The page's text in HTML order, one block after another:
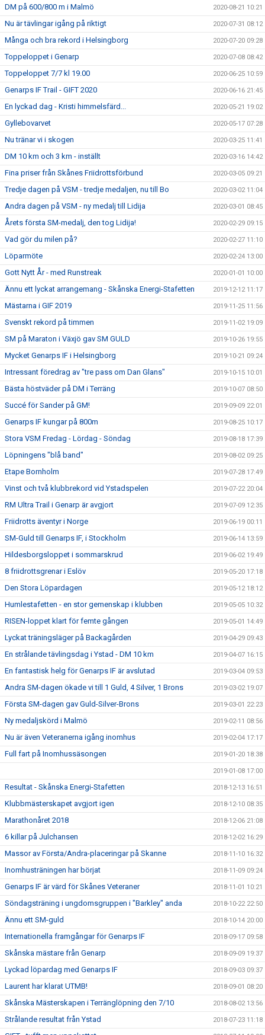
DM på 600/800 m i Malmö 2020-08-21 10:21
Nu är tävlingar igång på riktigt 2020-07-31 08:12
Många och bra rekord i Helsingborg 2020-07-20 09:28
Toppeloppet i Genarp 2020-07-08 08:42
Toppeloppet 7/7 kl 19.00 2020-06-25 10:59
Genarps IF Trail - GIFT 2020 2020-06-16 21:45
En lyckad dag - Kristi himmelsfärd... 2020-05-21 19:02
Gyllebovarvet 2020-05-17 07:28
Nu tränar vi i skogen 2020-03-25 11:41
DM 10 km och 3 km - inställt 2020-03-16 14:42
Fina priser från Skånes Friidrottsförbund 2020-03-05 09:21
Tredje dagen på VSM - tredje medaljen, nu till Bo 2020-03-02 11:04
Andra dagen på VSM - ny medalj till Lidija 2020-03-01 08:45
Årets första SM-medalj, den tog Lidija! 2020-02-29 09:15
Vad gör du milen på? 2020-02-27 11:10
Löparmöte 2020-02-24 13:00
Gott Nytt År - med Runstreak 2020-01-01 10:00
Ännu ett lyckat arrangemang - Skånska Energi-Stafetten 2019-12-12 11:17
Mästarna i GIF 2019 2019-11-25 11:56
Svenskt rekord på timmen 2019-11-02 19:09
SM på Maraton i Växjö gav SM GULD 2019-10-26 19:55
Mycket Genarps IF i Helsingborg 2019-10-21 09:24
Intressant föredrag av "tre pass om Dan Glans" 2019-10-15 10:01
Bästa höstväder på DM i Terräng 2019-10-07 08:50
Succé för Sander på GM! 2019-09-09 22:01
Genarps IF kungar på 800m 2019-08-25 10:17
Stora VSM Fredag - Lördag - Söndag 2019-08-18 17:39
Löpningens "blå band" 2019-08-02 09:25
Etape Bornholm 2019-07-28 17:49
Vinst och två klubbrekord vid Ystadspelen 2019-07-22 20:04
RM Ultra Trail i Genarp är avgjort 2019-07-09 12:35
Friidrotts äventyr i Norge 2019-06-19 00:11
SM-Guld till Genarps IF, i Stockholm 2019-06-14 13:59
Hildesborgsloppet i sommarskrud 2019-06-02 19:49
8 friidrottsgrenar i Eslöv 2019-05-20 17:18
Den Stora Löpardagen 2019-05-12 18:12
Humlestafetten - en stor gemenskap i klubben 2019-05-05 10:32
RISEN-loppet klart för femte gången 2019-05-01 14:49
Lyckat träningsläger på Backagården 2019-04-29 09:43
En strålande tävlingsdag i Ystad - DM 10 km 2019-04-07 16:15
En fantastisk helg för Genarps IF är avslutad 2019-03-04 09:53
Andra SM-dagen ökade vi till 1 Guld, 4 Silver, 1 Brons 2019-03-02 19:07
Första SM-dagen gav Guld-Silver-Brons 2019-03-01 22:23
Ny medaljskörd i Malmö 2019-02-11 08:56
Nu är även Veteranerna igång inomhus 2019-02-04 17:17
Full fart på Inomhussäsongen 2019-01-20 18:38
2019-01-08 17:00
Resultat - Skånska Energi-Stafetten 2018-12-13 16:51
Klubbmästerskapet avgjort igen 2018-12-10 08:35
Marathonåret 2018 2018-12-06 21:08
6 killar på Julchansen 2018-12-02 16:29
Massor av Första/Andra-placeringar på Skanne 2018-11-10 16:32
Inomhusträningen har börjat 2018-11-09 09:24
Genarps IF är värd för Skånes Veteraner 2018-11-01 10:21
Söndagsträning i ungdomsgruppen i "Barkley" anda 2018-10-22 22:50
Ännu ett SM-guld 2018-10-14 20:00
Internationella framgångar för Genarps IF 2018-09-17 09:58
Skånska mästare från Genarp 2018-09-09 19:37
Lyckad löpardag med Genarps IF 2018-09-03 09:37
Laurent har klarat UTMB! 2018-09-01 08:20
Skånska Mästerskapen i Terränglöpning den 7/10 2018-08-02 13:56
Strålande resultat från Ystad 2018-07-23 11:18